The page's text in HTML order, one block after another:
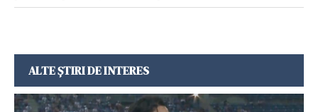
ALTE ȘTIRI DE INTERES